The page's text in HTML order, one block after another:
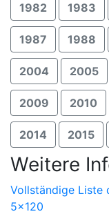
1982 1983
1987 1988
2004 2005
2009 2010
2014 2015
Weitere
Vollständige Liste
5x120